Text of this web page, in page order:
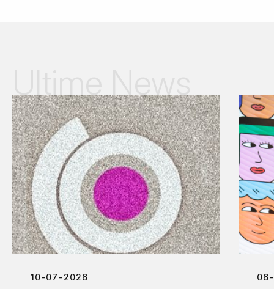
10-07-2026